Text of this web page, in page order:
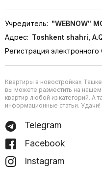
Учредитель: "WEBNOW"
Адрес: Toshkent shahri,
Регистрация
Квартиры в новостройках
вы можете разместить на
квартир любой из категорий. А
информационные статьи. Удачи!
Telegram
Facebook
Instagram